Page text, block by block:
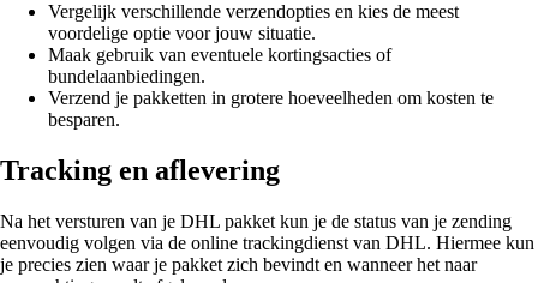
Vergelijk verschillende verzendopties en kies de meest
voordelige optie voor jouw situatie.
Maak gebruik van eventuele kortingsacties of
bundelaanbiedingen.
Verzend je pakketten in grotere hoeveelheden om kosten te
besparen.
Tracking en aflevering
Na het versturen van je DHL pakket kun je de status van je zending
eenvoudig volgen via de online trackingdienst van DHL. Hiermee kun
je precies zien waar je pakket zich bevindt en wanneer het naar